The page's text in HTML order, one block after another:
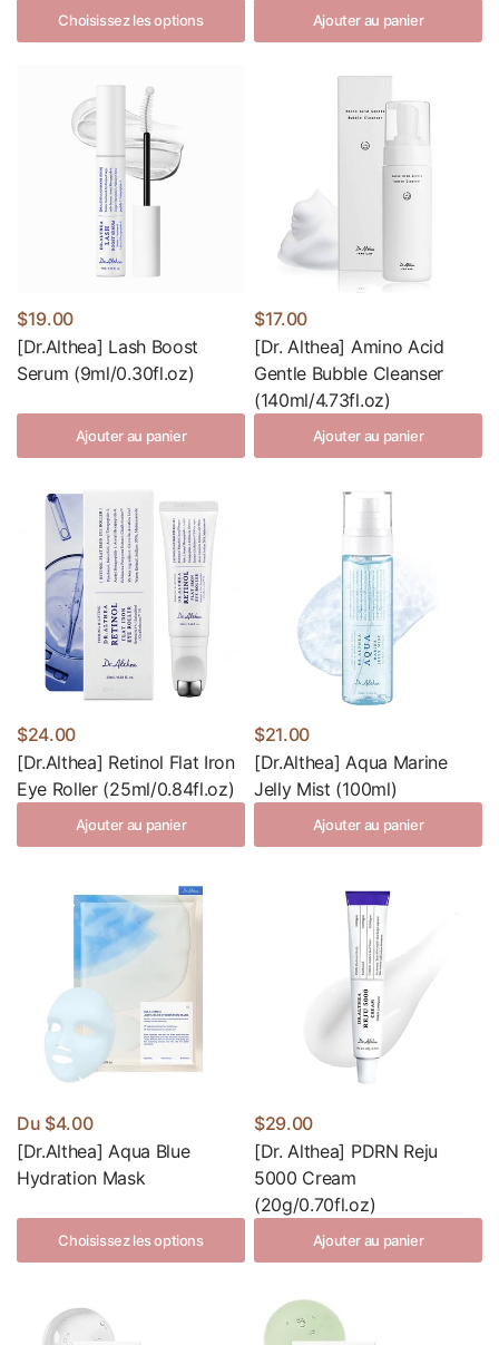
Choisissez les options Ajouter au panier
$19.00
[Dr.Althea] Lash Boost
Serum (9ml/0.30fl.oz)
Ajouter au panier
$17.00
[Dr. Althea] Amino Acid
Gentle Bubble Cleanser
(140ml/4.73fl.oz)
Ajouter au panier
$24.00
[Dr.Althea] Retinol Flat Iron
Eye Roller (25ml/0.84fl.oz)
Ajouter au panier
$21.00
[Dr.Althea] Aqua Marine
Jelly Mist (100ml)
Ajouter au panier
Du $4.00
[Dr.Althea] Aqua Blue
Hydration Mask
Choisissez les options
$29.00
[Dr. Althea] PDRN Reju
5000 Cream
(20g/0.70fl.oz)
Ajouter au panier